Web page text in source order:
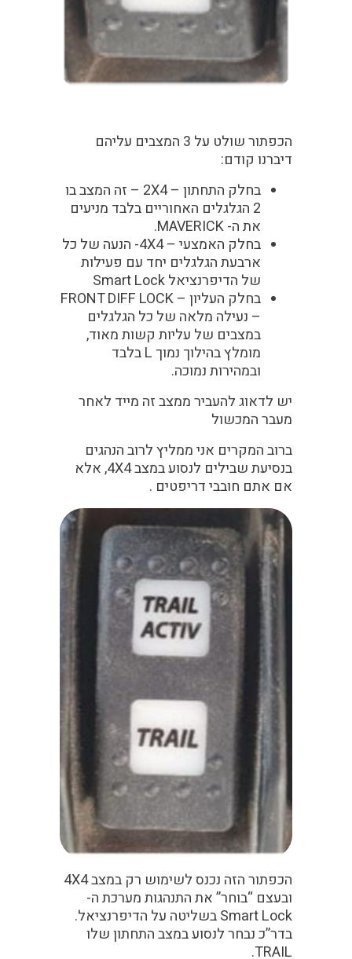
הכפתור שולט על 3 המצבים עליהם
דיברנו קודם:
בחלק התחתון
– 2X4 – זה המצב בו
2 הגלגלים האחוריים בלבד מניעים
את ה- MAVERICK.
בחלק האמצעי
– 4X4- הנעה של כל
ארבעת הגלגלים יחד עם פעילות
של הדיפרנציאלSmart Lock
בחלק העליון –FRONT DIFF LOCK
– נעילה מלאה של כל הגלגלים
במצבים של עליות קשות מאוד,
מומלץ בהילוך נמוך L בלבד
ובמהירות נמוכה.
יש לדאוג להעביר ממצב זה מייד לאחר
מעבר המכשול
ברוב המקרים אני ממליץ לרוב הנהגים
בנסיעת שבילים לנסוע במצב 4X4, אלא
אם אתם חובבי דריפטים .
הכפתור הזה נכנס לשימוש רק במצב 4X4
ובעצם “בוחר” את התנהגות מערכת ה-
Smart Lockבשליטה על הדיפרנציאל.
בדר”כ נבחר לנסוע במצב התחתון שלו
TRAIL.